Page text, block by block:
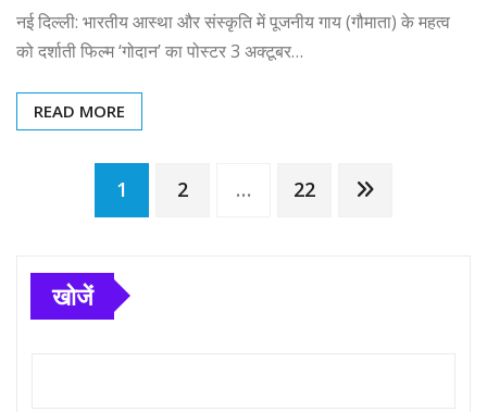
नई दिल्ली: भारतीय आस्था और संस्कृति में पूजनीय गाय (गौमाता) के महत्व
को दर्शाती फिल्म ‘गोदान’ का पोस्टर 3 अक्टूबर…
READ MORE
Posts
pagination
1 2 … 22
खोजें